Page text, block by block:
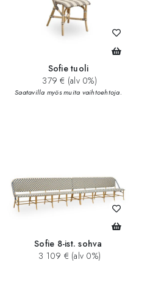
Sofie tuoli
379 € (alv 0%)
Saatavilla myös muita vaihtoehtoja.
Sofie 8-ist. sohva
3 109 € (alv 0%)